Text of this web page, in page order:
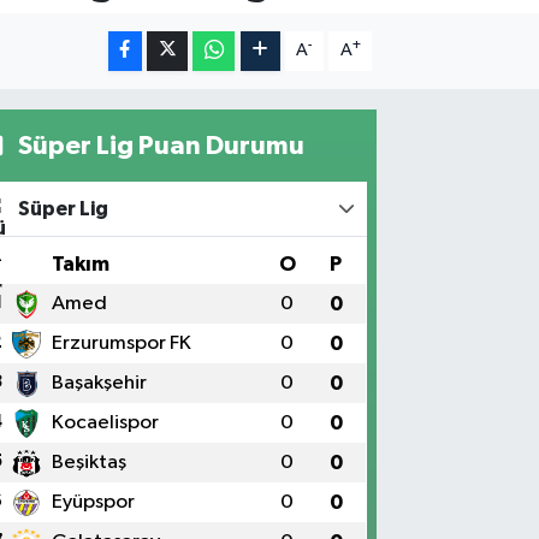
A- A+
Süper Lig Puan Durumu
Süper Lig
Takım O P
Amed 0 0
Erzurumspor FK 0 0
Başakşehir 0 0
Kocaelispor 0 0
Beşiktaş 0 0
Eyüpspor 0 0